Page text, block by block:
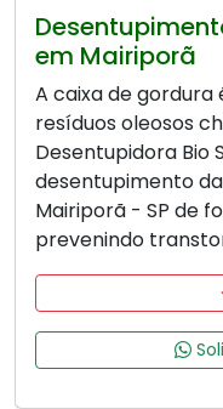
em Mairiporã
A caixa de
resíduos oleosos
Desentupidora Bio
desentupimento
Mairiporã - SP de
prevenindo